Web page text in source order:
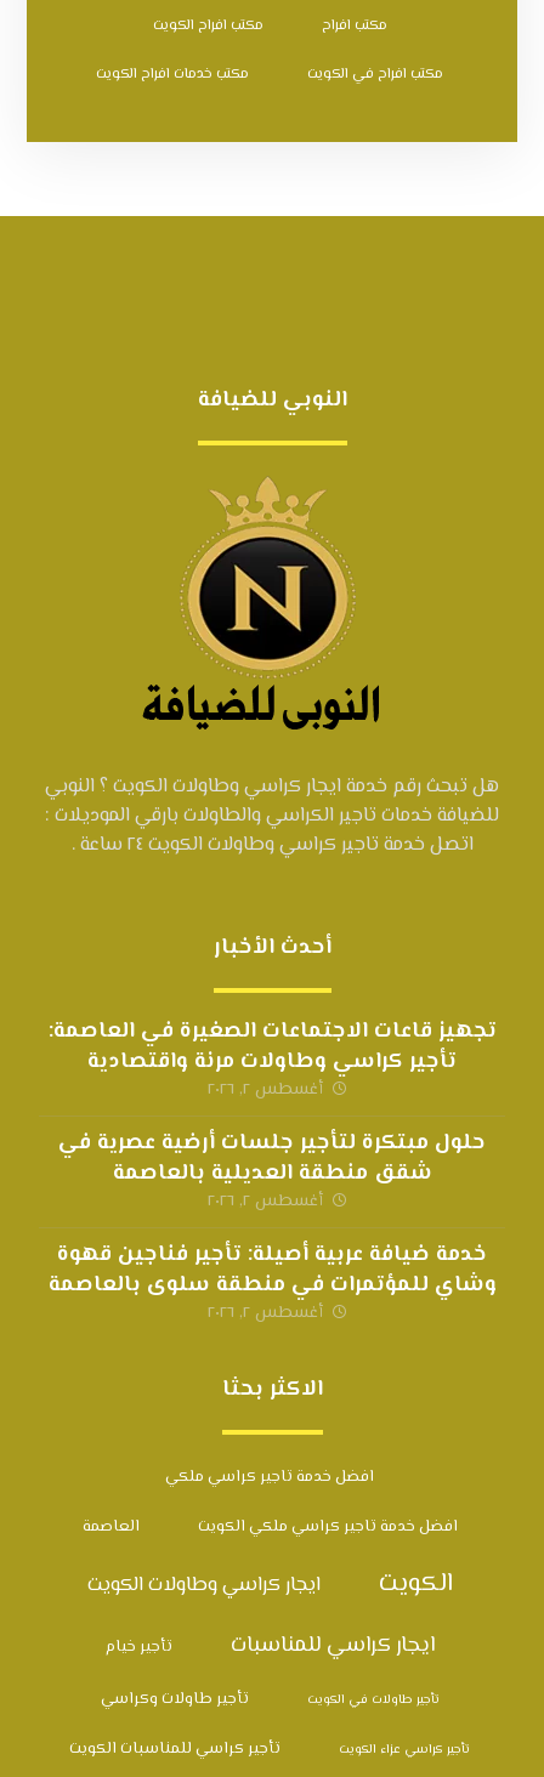
مكتب افراح مكتب افراح الكويت
مكتب افراح في الكويت مكتب خدمات افراح الكويت
النوبي للضيافة
هل تبحث رقم خدمة ايجار كراسي وطاولات الكويت ؟ النوبي
للضيافة خدمات تاجير الكراسي والطاولات بارقي الموديلات :
اتصل خدمة تاجير كراسي وطاولات الكويت ٢٤ ساعة .
أحدث الأخبار
تجهيز قاعات الاجتماعات الصغيرة في العاصمة:
تأجير كراسي وطاولات مرنة واقتصادية
أغسطس ٢, ٢٠٢٦
حلول مبتكرة لتأجير جلسات أرضية عصرية في
شقق منطقة العديلية بالعاصمة
أغسطس ٢, ٢٠٢٦
خدمة ضيافة عربية أصيلة: تأجير فناجين قهوة
وشاي للمؤتمرات في منطقة سلوى بالعاصمة
أغسطس ٢, ٢٠٢٦
الاكثر بحثا
افضل خدمة تاجير كراسي ملكي
افضل خدمة تاجير كراسي ملكي الكويت العاصمة
الكويت ايجار كراسي وطاولات الكويت
ايجار كراسي للمناسبات تأجير خيام
تأجير طاولات في الكويت تأجير طاولات وكراسي
تأجير كراسي عزاء الكويت تأجير كراسي للمناسبات الكويت